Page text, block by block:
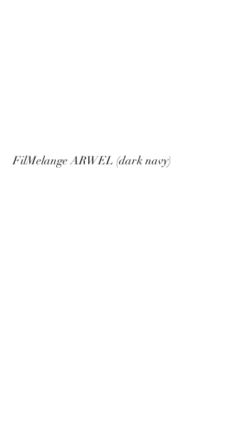
FilMelange ARWEL (dark navy)